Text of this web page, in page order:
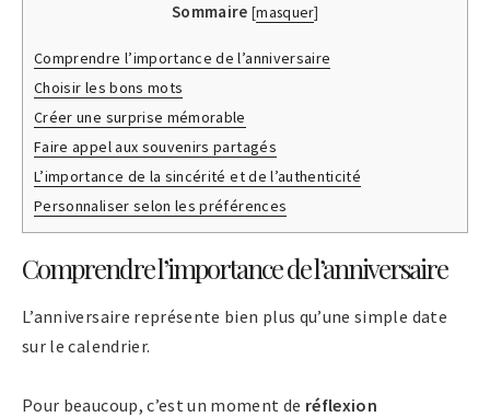
Sommaire [masquer]
Comprendre l’importance de l’anniversaire
Choisir les bons mots
Créer une surprise mémorable
Faire appel aux souvenirs partagés
L’importance de la sincérité et de l’authenticité
Personnaliser selon les préférences
Comprendre l’importance de l’anniversaire
L’anniversaire représente bien plus qu’une simple date
sur le calendrier.
Pour beaucoup, c’est un moment de réflexion